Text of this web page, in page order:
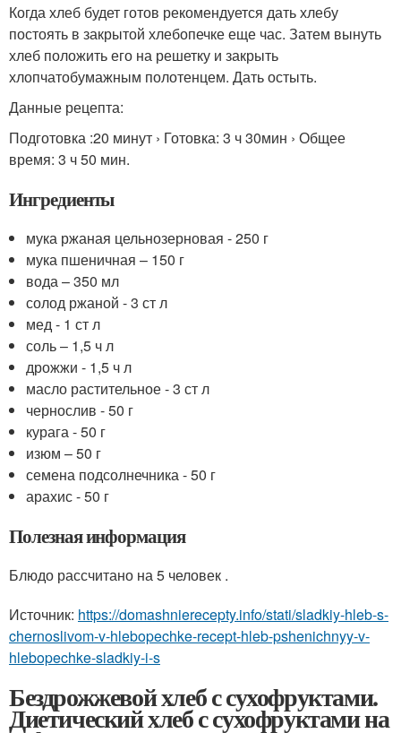
Когда хлеб будет готов рекомендуется дать хлебу
постоять в закрытой хлебопечке еще час. Затем вынуть
хлеб положить его на решетку и закрыть
хлопчатобумажным полотенцем. Дать остыть.
Данные рецепта:
Подготовка :20 минут › Готовка: 3 ч 30мин › Общее
время: 3 ч 50 мин.
Ингредиенты
мука ржаная цельнозерновая - 250 г
мука пшеничная – 150 г
вода – 350 мл
солод ржаной - 3 ст л
мед - 1 ст л
соль – 1,5 ч л
дрожжи - 1,5 ч л
масло растительное - 3 ст л
чернослив - 50 г
курага - 50 г
изюм – 50 г
семена подсолнечника - 50 г
арахис - 50 г
Полезная информация
Блюдо рассчитано на 5 человек .
Источник: https://domashnierecepty.info/stati/sladkiy-hleb-s-
chernoslivom-v-hlebopechke-recept-hleb-pshenichnyy-v-
hlebopechke-sladkiy-i-s
Бездрожжевой хлеб с сухофруктами.
Диетический хлеб с сухофруктами на